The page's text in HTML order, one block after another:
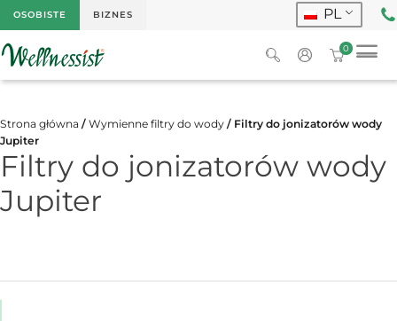
OSOBISTE BIZNES PL
0
Strona główna / Wymienne filtry do wody / Filtry do jonizatorów wody
Jupiter
Filtry do jonizatorów wody
Jupiter